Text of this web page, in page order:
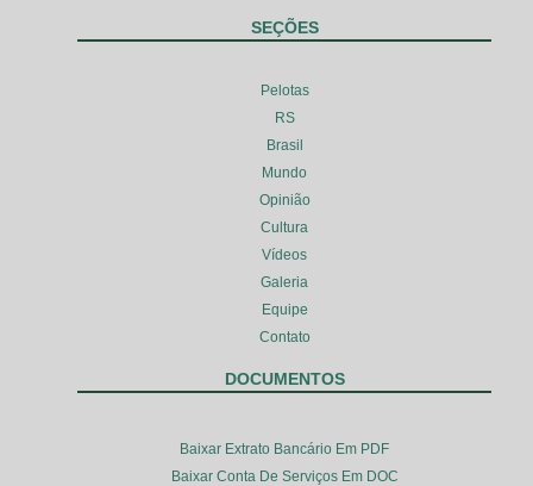
SEÇÕES
Pelotas
RS
Brasil
Mundo
Opinião
Cultura
Vídeos
Galeria
Equipe
Contato
DOCUMENTOS
Baixar Extrato Bancário Em PDF
Baixar Conta De Serviços Em DOC